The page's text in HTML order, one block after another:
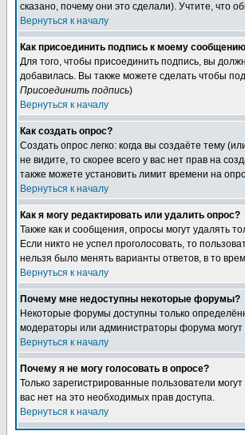
сказано, почему они это сделали). Учтите, что
Вернуться к началу
Как присоединить подпись к моему
Для того, чтобы присоединить подпись, вы
добавилась. Вы также можете сделать чтобы
Присоединить подпись)
Вернуться к началу
Как создать опрос?
Создать опрос легко: когда вы создаёте тему
не видите, то скорее всего у вас нет прав на
также можете установить лимит времени на
Вернуться к началу
Как я могу редактировать или удалить опрос?
Также как и сообщения, опросы могут удалять
Если никто не успел проголосовать, то
нельзя было менять варианты ответов, в то
Вернуться к началу
Почему мне недоступны некоторые форумы?
Некоторые форумы доступны только
модераторы или администраторы форума могут
Вернуться к началу
Почему я не могу голосовать в опросе?
Только зарегистрированные пользователи
вас нет на это необходимых прав доступа.
Вернуться к началу